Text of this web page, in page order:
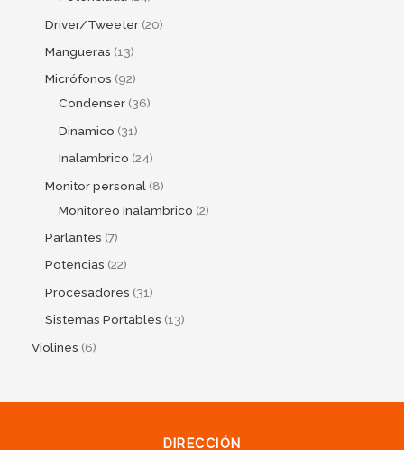
Driver/Tweeter 20
Mangueras 13
Micrófonos 92
Condenser 36
Dinamico 31
Inalambrico 24
Monitor personal 8
Monitoreo Inalambrico 2
Parlantes 7
Potencias 22
Procesadores 31
Sistemas Portables 13
Violines 6
DIRECCIÓN